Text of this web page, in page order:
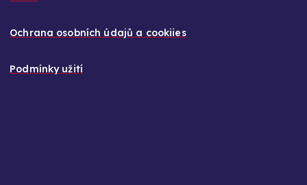
Ochrana osobních údajů a cookiies
Podmínky užití